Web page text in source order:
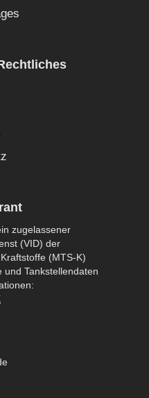
zugelassener
(VID) der
(MTS-K)
und Tankstellendaten